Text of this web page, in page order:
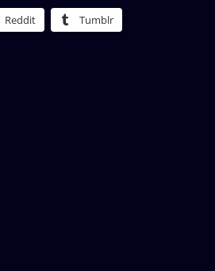
Reddit Tumblr